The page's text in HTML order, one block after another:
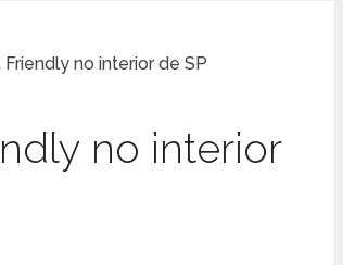
no interior de SP
no interior